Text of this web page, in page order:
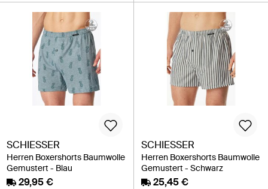
SCHIESSER
Herren Boxershorts Baumwolle
Gemustert - Blau
29,95 €
SCHIESSER
Herren Boxershorts Baumwolle
Gemustert - Schwarz
25,45 €